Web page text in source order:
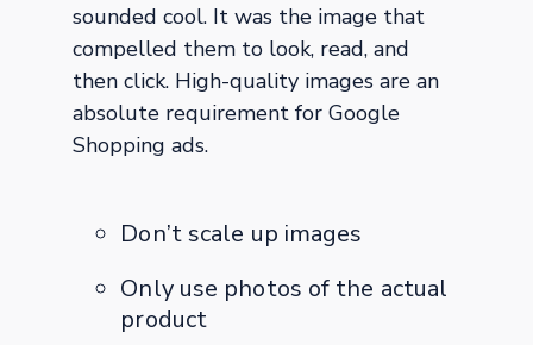
sounded cool. It was the image that
compelled them to look, read, and
then click. High-quality images are an
absolute requirement for Google
Shopping ads.
Don’t scale up images
Only use photos of the actual
product